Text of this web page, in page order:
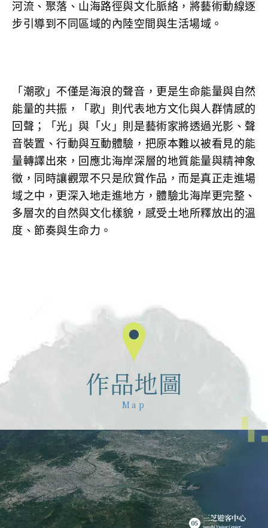
河流、聚落、山海路徑與文化脈絡，將藝術動線逐
步引導到不同區域的內陸空間與生活場域。
「潮歌」不僅是海浪的聲音，更是生命能量與自然
能量的共振，「歌」則代表地方文化與人群情感的
回聲；「光」與「火」則是藝術家將透過光影、聲
音裝置、行動與互動體驗，把原本難以被看見的能
量轉譯出來，回應北海岸深層的地質能量與精神象
徵，同時讓觀眾不只是欣賞作品，而是真正走進場
域之中，更深入地走進地方，體驗北海岸更完整、
多層次的自然與文化樣貌，感受土地所釋放出的溫
度、節奏與生命力。
作品地圖
Map